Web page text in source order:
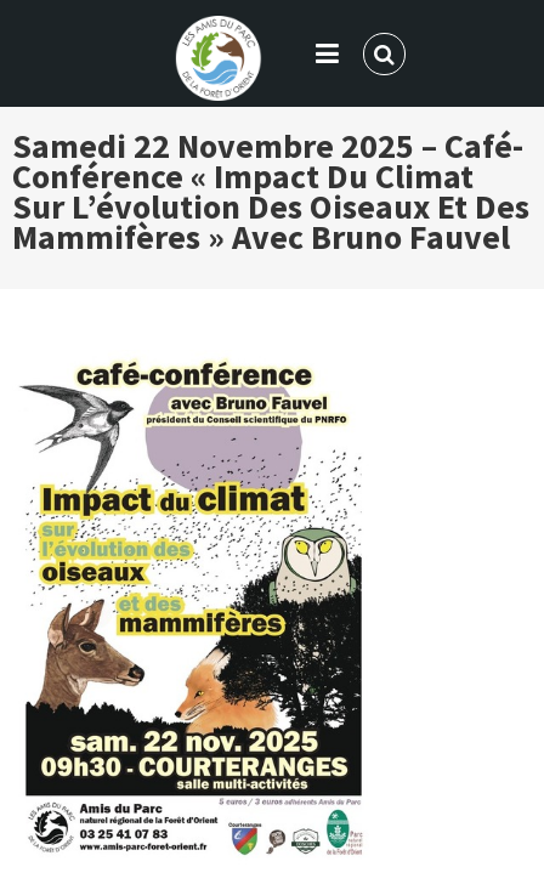
LES AMIS DU PARC DE LA FORÊT
D'ORIENT
Samedi 22 Novembre 2025 – Café-
Conférence « Impact Du Climat
Sur L’évolution Des Oiseaux Et Des
Mammifères » Avec Bruno Fauvel